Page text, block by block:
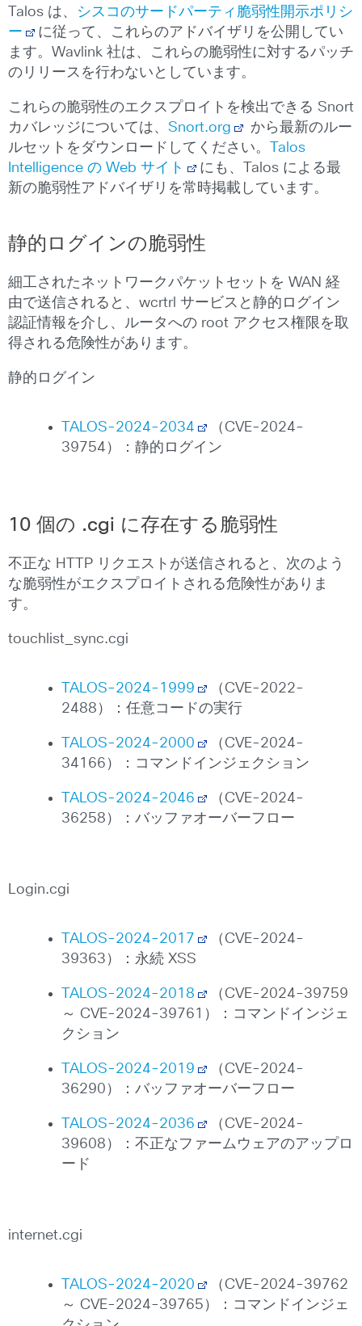
Talos は、
シスコのサードパーティ脆弱性開示ポリシ
ー
に従って、これらのアドバイザリを公開してい
ます。Wavlink 社は、これらの脆弱性に対するパッチ
のリリースを行わないとしています。
これらの脆弱性のエクスプロイトを検出できる Snort
カバレッジについては、 Snort.org
から最新のルー
ルセットをダウンロードしてください。
Talos
Intelligence の Web サイト
にも、Talos による最
新の脆弱性アドバイザリを常時掲載しています。
静的ログインの脆弱性
細工されたネットワークパケットセットを WAN 経
由で送信されると、wcrtrl サービスと静的ログイン
認証情報を介し、ルータへの root アクセス権限を取
得される危険性があります。
静的ログイン
TALOS-2024-2034
（CVE-2024-
39754）：静的ログイン
10 個の .cgi に存在する脆弱性
不正な HTTP リクエストが送信されると、次のよう
な脆弱性がエクスプロイトされる危険性がありま
す。
touchlist_sync.cgi
TALOS-2024-1999
（CVE-2022-
2488）：任意コードの実行
TALOS-2024-2000
（CVE-2024-
34166）：コマンドインジェクション
TALOS-2024-2046
（CVE-2024-
36258）：バッファオーバーフロー
Login.cgi
TALOS-2024-2017
（CVE-2024-
39363）：永続 XSS
TALOS-2024-2018
（CVE-2024-39759
～ CVE-2024-39761）：コマンドインジェ
クション
TALOS-2024-2019
（CVE-2024-
36290）：バッファオーバーフロー
TALOS-2024-2036
（CVE-2024-
39608）：不正なファームウェアのアップロ
ード
internet.cgi
TALOS-2024-2020
（CVE-2024-39762
～ CVE-2024-39765）：コマンドインジェ